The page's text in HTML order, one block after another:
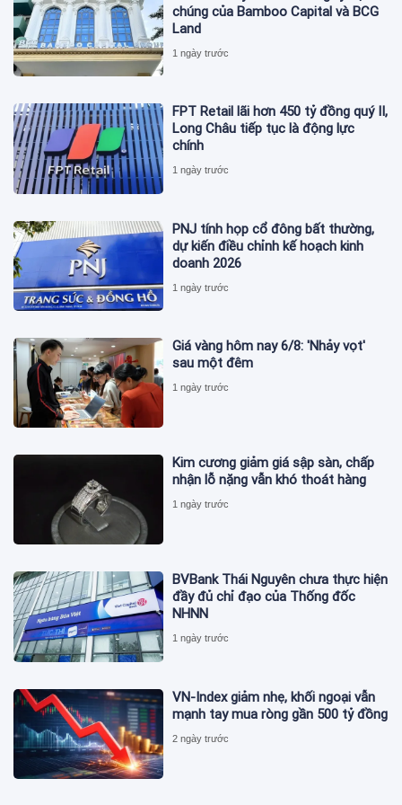
chúng của Bamboo Capital và BCG
Land
1 ngày trước
FPT Retail lãi hơn 450 tỷ đồng quý II,
Long Châu tiếp tục là động lực
chính
1 ngày trước
PNJ tính họp cổ đông bất thường,
dự kiến điều chỉnh kế hoạch kinh
doanh 2026
1 ngày trước
Giá vàng hôm nay 6/8: 'Nhảy vọt'
sau một đêm
1 ngày trước
Kim cương giảm giá sập sàn, chấp
nhận lỗ nặng vẫn khó thoát hàng
1 ngày trước
BVBank Thái Nguyên chưa thực hiện
đầy đủ chỉ đạo của Thống đốc
NHNN
1 ngày trước
VN-Index giảm nhẹ, khối ngoại vẫn
mạnh tay mua ròng gần 500 tỷ đồng
2 ngày trước